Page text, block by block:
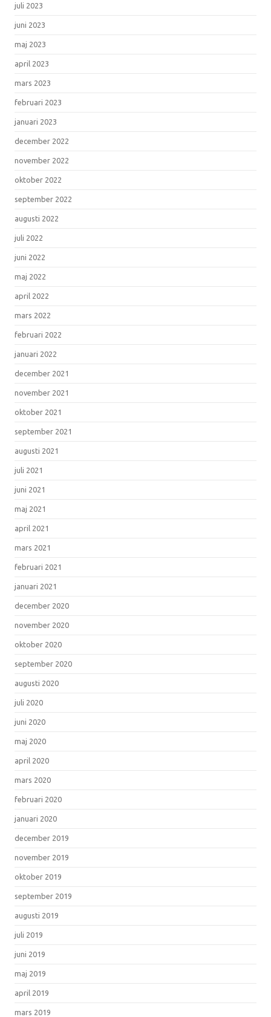
juli 2023
juni 2023
maj 2023
april 2023
mars 2023
februari 2023
januari 2023
december 2022
november 2022
oktober 2022
september 2022
augusti 2022
juli 2022
juni 2022
maj 2022
april 2022
mars 2022
februari 2022
januari 2022
december 2021
november 2021
oktober 2021
september 2021
augusti 2021
juli 2021
juni 2021
maj 2021
april 2021
mars 2021
februari 2021
januari 2021
december 2020
november 2020
oktober 2020
september 2020
augusti 2020
juli 2020
juni 2020
maj 2020
april 2020
mars 2020
februari 2020
januari 2020
december 2019
november 2019
oktober 2019
september 2019
augusti 2019
juli 2019
juni 2019
maj 2019
april 2019
mars 2019